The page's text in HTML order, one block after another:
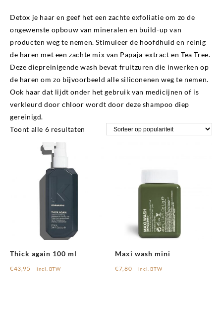
Detox je haar en geef het een zachte exfoliatie om zo de
ongewenste opbouw van mineralen en build-up van
producten weg te nemen. Stimuleer de hoofdhuid en reinig
de haren met een zachte mix van Papaja-extract en Tea Tree.
Deze diepreinigende wash bevat fruitzuren die inwerken op
de haren om zo bijvoorbeeld alle siliconenen weg te nemen.
Ook haar dat lijdt onder het gebruik van medicijnen of is
verkleurd door chloor wordt door deze shampoo diep
gereinigd.
Toont alle 6 resultaten Gesorteerd
Thick again 100 ml
€43,95 incl. BTW
Maxi wash mini
€7,80 incl. BTW